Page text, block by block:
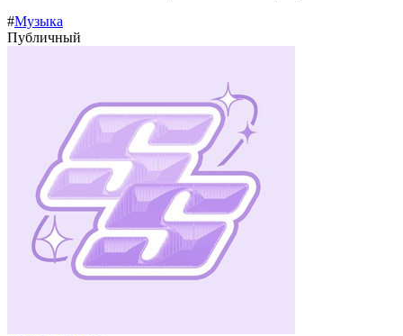
#Музыка
Публичный